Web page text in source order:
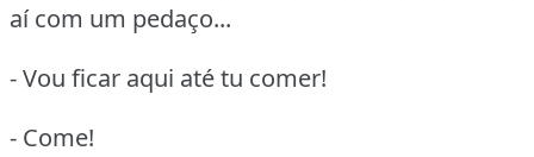
aí com um pedaço...
- Vou ficar aqui até tu comer!
- Come!